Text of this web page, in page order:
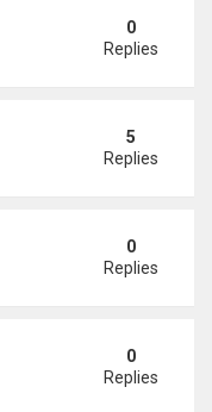
mạng vì tai nạn xe
0
Replies
Đoạn - Gõ Google:
5
Replies
khu vườn tình yêu'
0
Replies
được 400 triệu đồng/
0
Replies